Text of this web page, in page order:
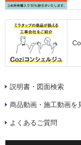
説明書・図面検索
商品動画・施工動画を
よくあるご質問